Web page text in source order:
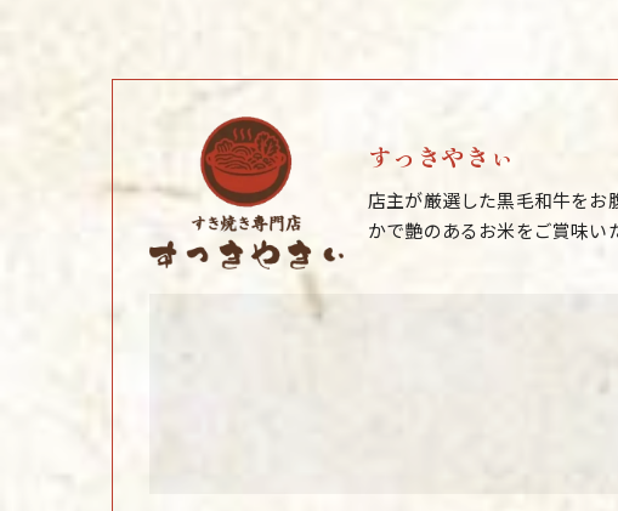
すっきやきぃ
店主が厳選した黒毛和牛をお
かで艶のあるお米をご賞味い